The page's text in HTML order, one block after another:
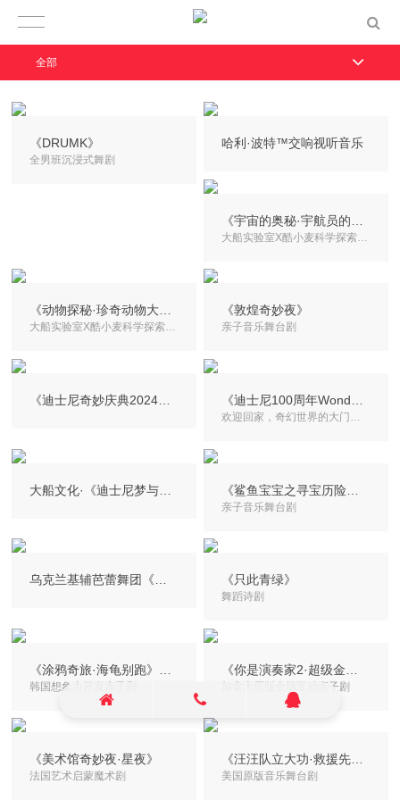
《DRUMK》
全男班沉浸式舞剧
哈利·波特™交响视听音乐
大船实验室X酷小麦科学探索亲子剧系列
《动物探秘·珍奇动物大追踪》
大船实验室X酷小麦科学探索亲子剧系列
《敦煌奇妙夜》
亲子音乐舞台剧
欢迎回家，奇幻世界的大门已为你敞开！
亲子音乐舞台剧
乌克兰基辅芭蕾舞团《天鹅湖》 《只此青绿》
舞蹈诗剧
韩国想象力开发亲子剧 加拿大原版全场互动亲子剧
《美术馆奇妙夜·星夜》
法国艺术启蒙魔术剧
《汪汪队立大功·救援先锋》
美国原版音乐舞台剧
全部